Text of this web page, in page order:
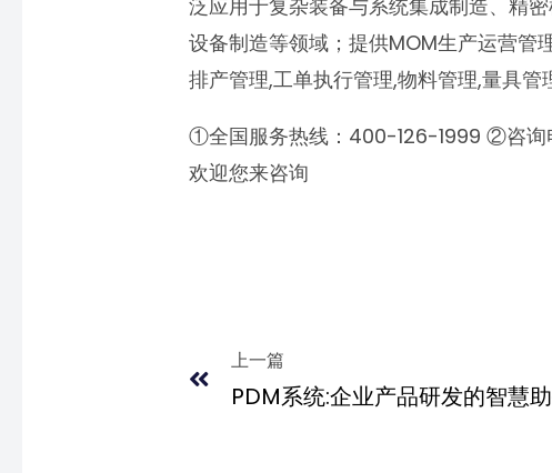
泛应用于复杂装备与系统集成制造、精
设备制造等领域；提供MOM生产运营管
排产管理,工单执行管理,物料管理,量具管
①全国服务热线：400-126-1999 ②咨询
欢迎您来咨询
上一篇
PDM系统:企业产品研发的智慧